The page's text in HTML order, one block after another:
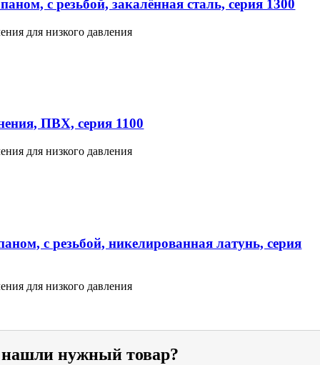
с резьбой, закалённая сталь, серия 1300
для низкого давления
ПВХ, серия 1100
для низкого давления
с резьбой, никелированная латунь, серия
для низкого давления
нужный товар?